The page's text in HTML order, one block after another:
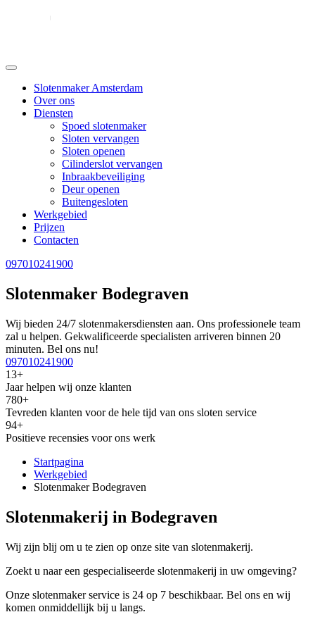
Slotenmaker Amsterdam
Over ons
Diensten
Spoed slotenmaker
Sloten vervangen
Sloten openen
Cilinderslot vervangen
Inbraakbeveiliging
Deur openen
Buitengesloten
Werkgebied
Prijzen
Contacten
097010241900
Slotenmaker Bodegraven
Wij bieden 24/7 slotenmakersdiensten aan. Ons professionele team
zal u helpen. Gekwalificeerde specialisten arriveren binnen 20
minuten. Bel ons nu!
097010241900
13+
Jaar helpen wij onze klanten
780+
Tevreden klanten voor de hele tijd van ons sloten service
94+
Positieve recensies voor ons werk
Startpagina
Werkgebied
Slotenmaker Bodegraven
Slotenmakerij in Bodegraven
Wij zijn blij om u te zien op onze site van slotenmakerij.
Zoekt u naar een gespecialiseerde slotenmakerij in uw omgeving?
Onze slotenmaker service is 24 op 7 beschikbaar. Bel ons en wij
komen onmiddellijk bij u langs.